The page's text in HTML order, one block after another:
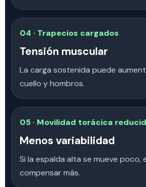
04 · Trapecios cargados
Tensión muscular
La carga sostenida puede
cuello y hombros.
05 · Movilidad torácica
Menos variabilidad
Si la espalda alta se mueve poco,
compensar más.